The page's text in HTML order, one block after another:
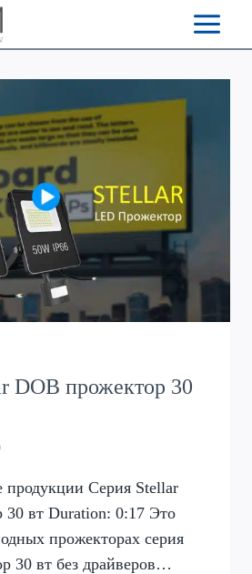
DOB прожектор 30
Серия Stellar
30 вт Duration: 0:17 Это
прожекторах серия
30 вт без драйверов…